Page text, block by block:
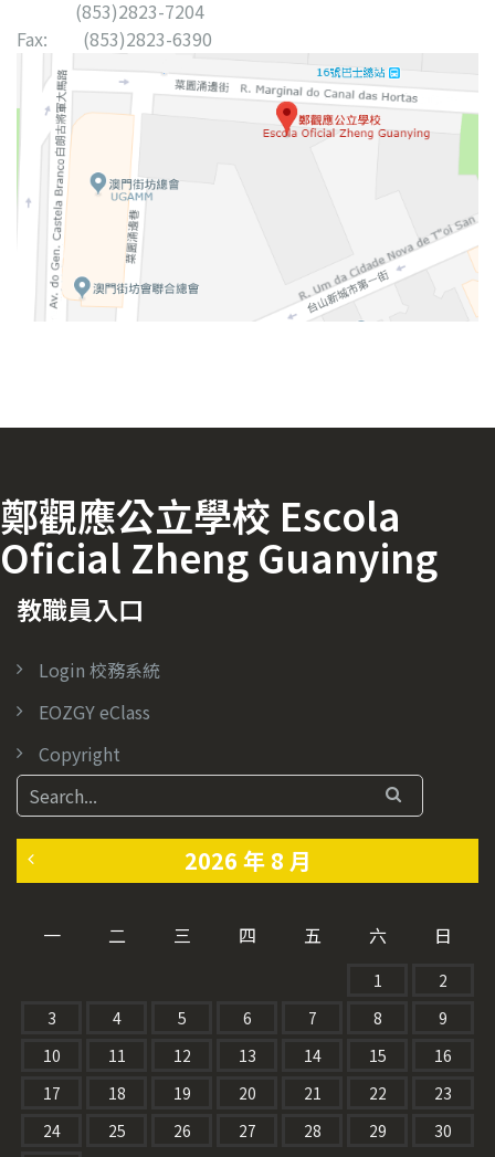
(853)2823-7204
Fax: (853)2823-6390
鄭觀應公立學校 Escola
Oficial Zheng Guanying
教職員入口
Login 校務系統
EOZGY eClass
Copyright
2026 年 8 月
一 二 三 四 五 六 日
1
2
3
4 5 6 7 8
9
10
11 12 13 14 15
16
17
18 19 20 21 22
23
24
25 26 27 28 29
30